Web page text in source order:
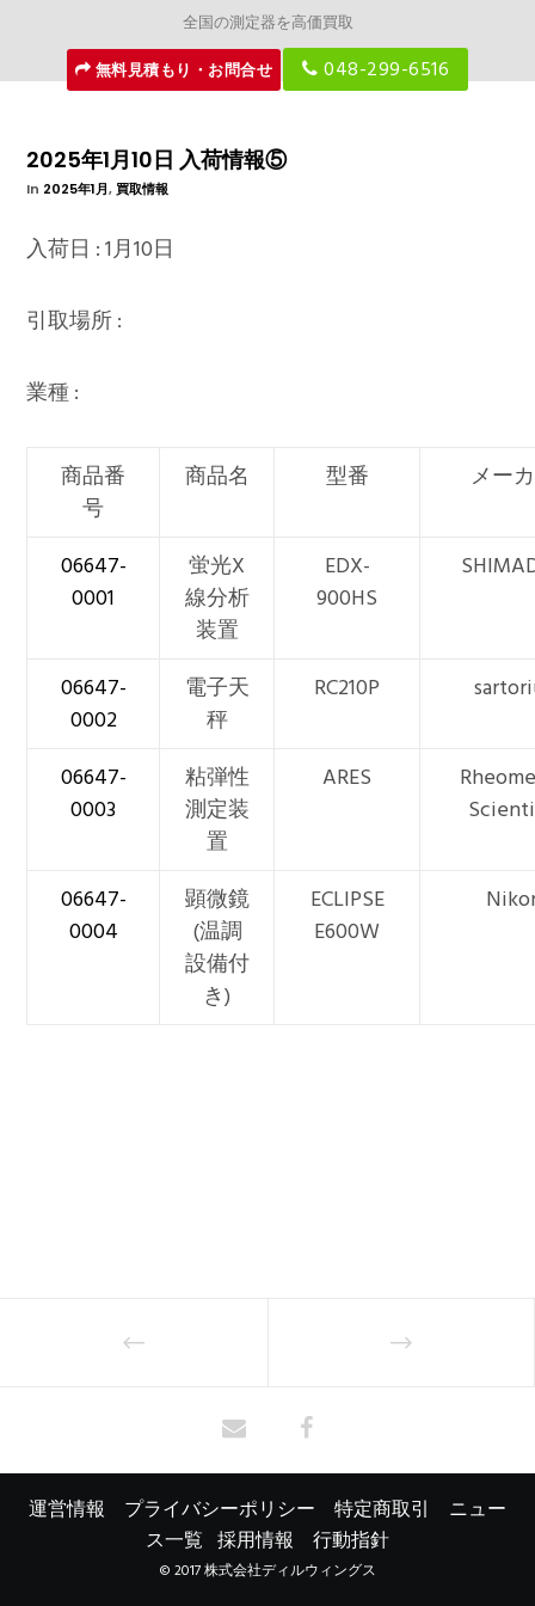
全国の測定器を高価買取
無料見積もり・お問合せ
048-299-6516
2025年1月10日 入荷情報⑤
In 2025年1月,買取情報
入荷日 : 1月10日
引取場所 :
業種 :
商品番
号
商品名 型番 メー
06647-
0001
蛍光X
線分析
装置
EDX-
900HS
06647-
0002
電子天
秤
RC210P
06647-
0003
粘弾性
測定装
置
ARES
06647-
0004
顕微鏡
(温調
設備付
き)
ECLIPSE
E600W
運営情報 プライバシーポリシー 特定商取引
ニュー
ス一覧 採用情報 行動指針
© 2017 株式会社ディルウィングス